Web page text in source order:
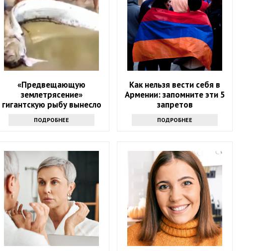
«Предвещающую
землетрясение»
гигантскую рыбу вынесло
ПОДРОБНЕЕ
Как нельзя вести себя в
Армении: запомните эти 5
запретов
ПОДРОБНЕЕ